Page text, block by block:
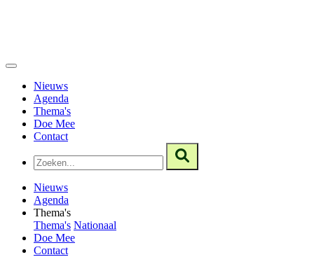
Nieuws
Agenda
Thema's
Doe Mee
Contact
Nieuws
Agenda
Thema's
Thema's Nationaal
Doe Mee
Contact